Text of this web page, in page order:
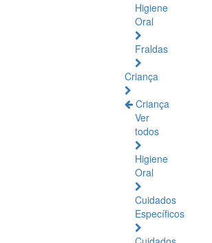
Higiene
Oral
Fraldas
Criança
Criança
Ver
todos
Higiene
Oral
Cuidados
Específicos